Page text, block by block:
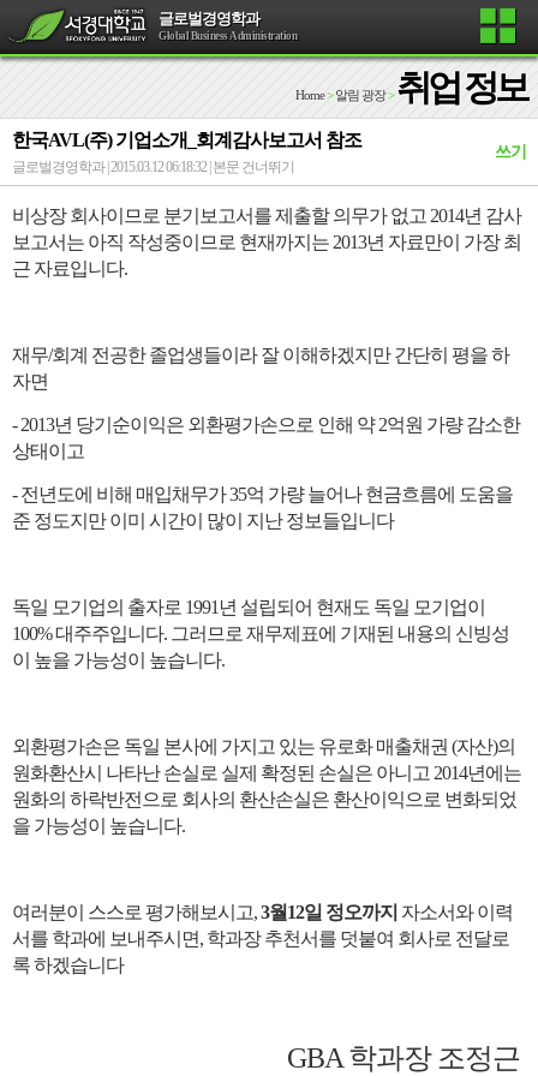
글로벌경영학과
Global Business Administration
Home> 알림 광장> 취업 정보
한국AVL(주) 기업소개_회계감사보고서 참조
쓰기
글로벌경영학과 | 2015.03.12 06:18:32 | 본문 건너뛰기
비상장 회사이므로 분기보고서를 제출할 의무가 없고 2014년 감사
보고서는 아직 작성중이므로 현재까지는 2013년 자료만이 가장 최
근 자료입니다.
재무/회계 전공한 졸업생들이라 잘 이해하겠지만 간단히 평을 하
자면
- 2013년 당기순이익은 외환평가손으로 인해 약2억원 가량 감소한
상태이고
-전년도에 비해 매입채무가35억 가량 늘어나 현금흐름에 도움을
준 정도지만 이미 시간이 많이 지난 정보들입니다
독일 모기업의 출자로 1991 년 설립되어 현재도 독일 모기업이
100%대주주입니다. 그러므로 재무제표에 기재된 내용의 신빙성
이 높을 가능성이 높습니다.
외환평가손은 독일 본사에 가지고 있는 유로화 매출채권 (자산)의
원화환산시 나타난 손실로 실제 확정된 손실은 아니고 2014년에는
원화의 하락반전으로 회사의 환산손실은 환산이익으로 변화되었
을 가능성이 높습니다.
여러분이 스스로 평가해보시고,3월12일 정오까지 자소서와 이력
서를 학과에 보내주시면, 학과장 추천서를 덧붙여 회사로 전달로
록 하겠습니다
GBA 학과장 조정근